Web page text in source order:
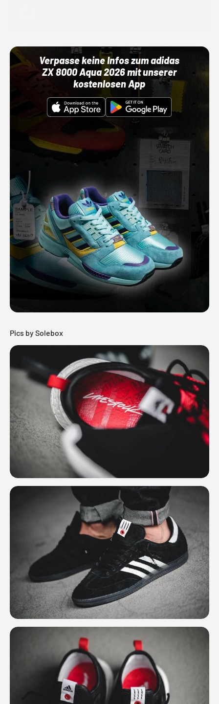
Verpasse keine Infos zum adidas
ZX 8000 Aqua 2026 mit unserer
kostenlosen App
Pics by Solebox